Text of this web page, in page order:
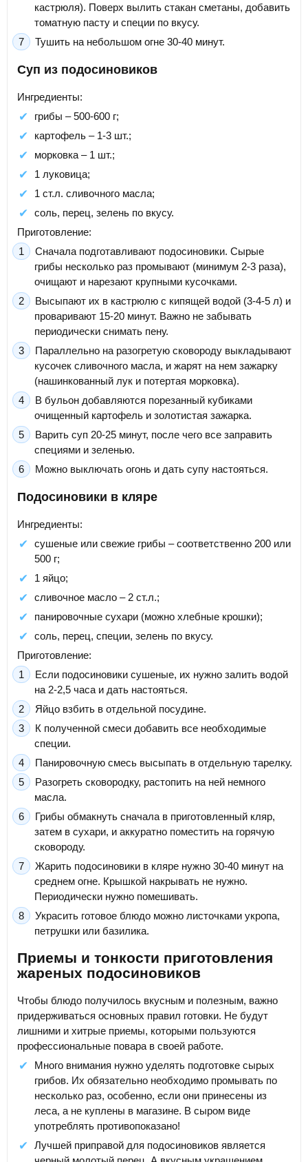
кастрюля). Поверх вылить стакан сметаны, добавить
томатную пасту и специи по вкусу.
Тушить на небольшом огне 30-40 минут.
Суп из подосиновиков
Ингредиенты:
грибы – 500-600 г;
картофель – 1-3 шт.;
морковка – 1 шт.;
1 луковица;
1 ст.л. сливочного масла;
соль, перец, зелень по вкусу.
Приготовление:
Сначала подготавливают подосиновики. Сырые
грибы несколько раз промывают (минимум 2-3 раза),
очищают и нарезают крупными кусочками.
Высыпают их в кастрюлю с кипящей водой (3-4-5 л) и
проваривают 15-20 минут. Важно не забывать
периодически снимать пену.
Параллельно на разогретую сковороду выкладывают
кусочек сливочного масла, и жарят на нем зажарку
(нашинкованный лук и потертая морковка).
В бульон добавляются порезанный кубиками
очищенный картофель и золотистая зажарка.
Варить суп 20-25 минут, после чего все заправить
специями и зеленью.
Можно выключать огонь и дать супу настояться.
Подосиновики в кляре
Ингредиенты:
сушеные или свежие грибы – соответственно 200 или
500 г;
1 яйцо;
сливочное масло – 2 ст.л.;
панировочные сухари (можно хлебные крошки);
соль, перец, специи, зелень по вкусу.
Приготовление:
Если подосиновики сушеные, их нужно залить водой
на 2-2,5 часа и дать настояться.
Яйцо взбить в отдельной посудине.
К полученной смеси добавить все необходимые
специи.
Панировочную смесь высыпать в отдельную тарелку.
Разогреть сковородку, растопить на ней немного
масла.
Грибы обмакнуть сначала в приготовленный кляр,
затем в сухари, и аккуратно поместить на горячую
сковороду.
Жарить подосиновики в кляре нужно 30-40 минут на
среднем огне. Крышкой накрывать не нужно.
Периодически нужно помешивать.
Украсить готовое блюдо можно листочками укропа,
петрушки или базилика.
Приемы и тонкости приготовления
жареных подосиновиков
Чтобы блюдо получилось вкусным и полезным, важно
придерживаться основных правил готовки. Не будут
лишними и хитрые приемы, которыми пользуются
профессиональные повара в своей работе.
Много внимания нужно уделять подготовке сырых
грибов. Их обязательно необходимо промывать по
несколько раз, особенно, если они принесены из
леса, а не куплены в магазине. В сыром виде
употреблять противопоказано!
Лучшей приправой для подосиновиков является